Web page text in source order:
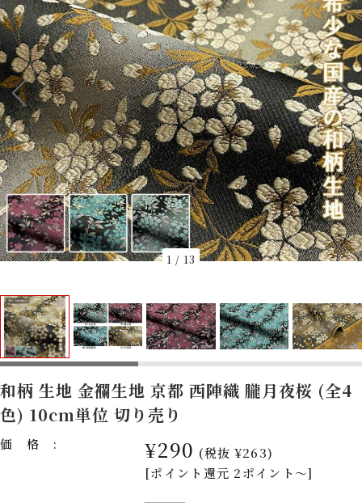
1 / 13
和柄 生地 金襴生地 京都 西陣織 朧月夜桜 (全4
色) 10cm単位 切り売り
価格: ¥290 (税抜 ¥263)
[ポイント還元 2ポイント～]